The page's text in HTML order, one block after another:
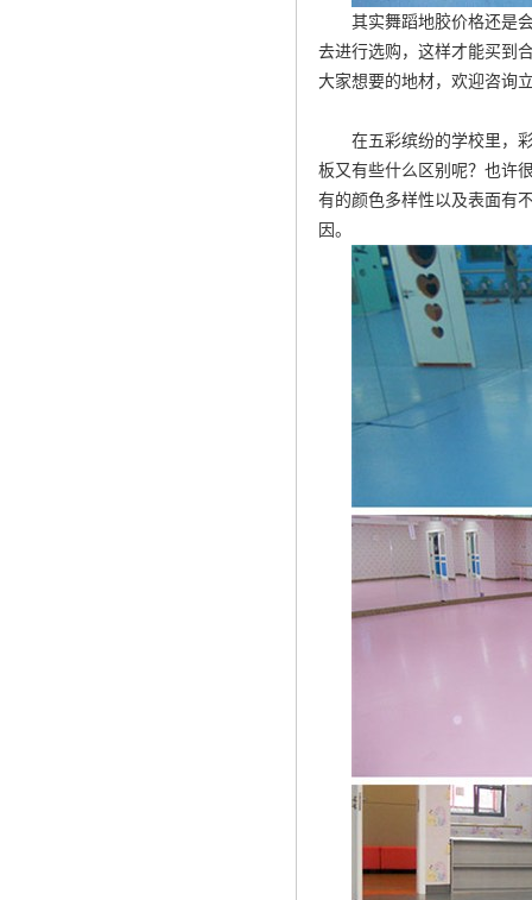
其实舞蹈地胶价格还是
去进行选购，这样才能买到
大家想要的地材，欢迎咨询
在五彩缤纷的学校里，
板又有些什么区别呢？也许
有的颜色多样性以及表面有
因。